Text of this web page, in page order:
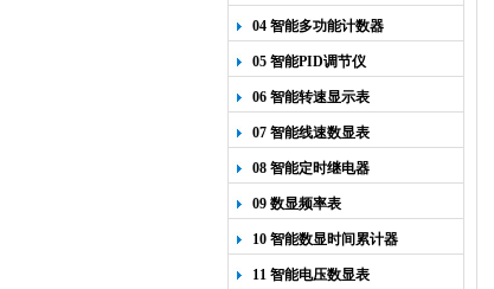
04 智能多功能计数器
05 智能PID调节仪
06 智能转速显示表
07 智能线速数显表
08 智能定时继电器
09 数显频率表
10 智能数显时间累计器
11 智能电压数显表